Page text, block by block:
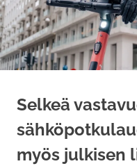
Selkeä
myös julkisen